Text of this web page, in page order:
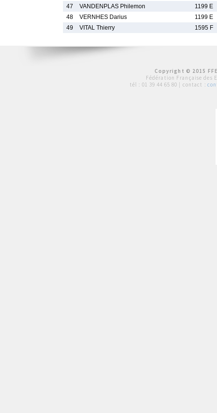
47
VANDENPLAS Philemon
1199 E
48
VERNHES Darius
1199 E
49
VITAL Thierry 1595 F
Copyright © 2015
Fédération Française des
tél : 01 39 44 65 80 | contact :